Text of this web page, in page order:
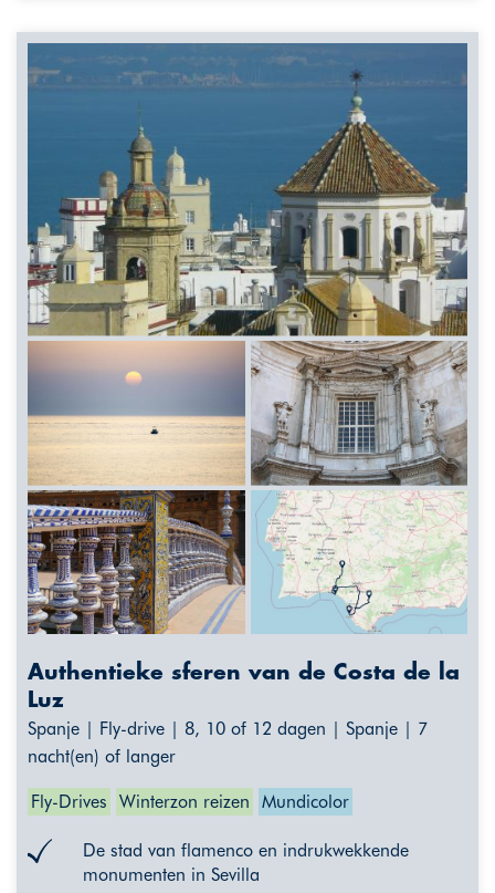
Authentieke sferen van de Costa de la
Luz
Spanje | Fly-drive | 8, 10 of 12 dagen | Spanje | 7
nacht(en) of langer
Fly-Drives Winterzon reizen Mundicolor
De stad van flamenco en indrukwekkende
monumenten in Sevilla